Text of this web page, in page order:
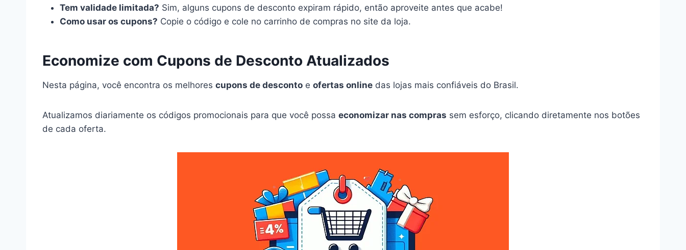
Tem validade limitada? Sim, alguns cupons de desconto expiram rápido, então aproveite antes que acabe!
Como usar os cupons? Copie o código e cole no carrinho de compras no site da loja.
Economize com Cupons de Desconto Atualizados
Nesta página, você encontra os melhores cupons de desconto e ofertas online das lojas mais confiáveis do Brasil.
Atualizamos diariamente os códigos promocionais para que você possa economizar nas compras sem esforço, clicando diretamente nos botões
de cada oferta.